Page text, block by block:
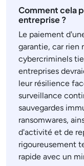
Comment cela
entreprise ?
Le paiement
garantie, car rien
cybercriminels
entreprises
leur résilience
surveillance
sauvegardes
ransomwares,
d'activité et de
rigoureusement
rapide avec un